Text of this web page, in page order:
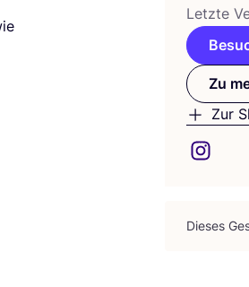
Letz­te
Zu
Zur
Die­ses